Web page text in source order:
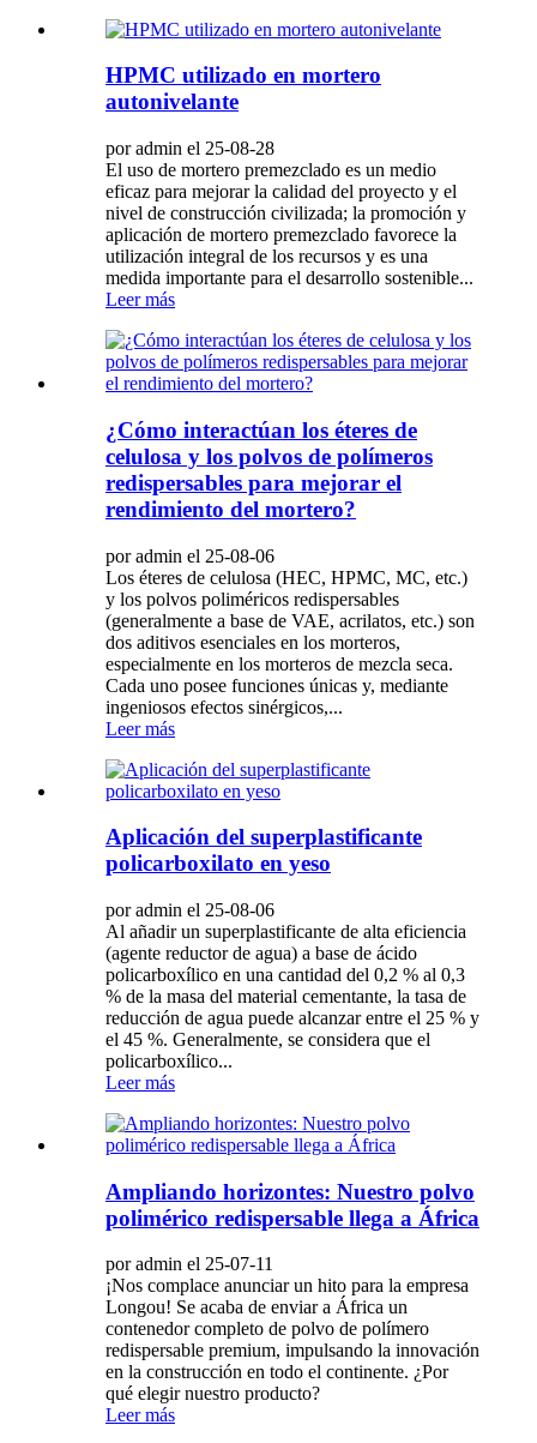
HPMC utilizado en mortero
autonivelante
por admin el 25-08-28
El uso de mortero premezclado es un medio
eficaz para mejorar la calidad del proyecto y el
nivel de construcción civilizada; la promoción y
aplicación de mortero premezclado favorece la
utilización integral de los recursos y es una
medida importante para el desarrollo sostenible...
Leer más
¿Cómo interactúan los éteres de
celulosa y los polvos de polímeros
redispersables para mejorar el
rendimiento del mortero?
por admin el 25-08-06
Los éteres de celulosa (HEC, HPMC, MC, etc.)
y los polvos poliméricos redispersables
(generalmente a base de VAE, acrilatos, etc.) son
dos aditivos esenciales en los morteros,
especialmente en los morteros de mezcla seca.
Cada uno posee funciones únicas y, mediante
ingeniosos efectos sinérgicos,...
Leer más
Aplicación del superplastificante
policarboxilato en yeso
por admin el 25-08-06
Al añadir un superplastificante de alta eficiencia
(agente reductor de agua) a base de ácido
policarboxílico en una cantidad del 0,2 % al 0,3
% de la masa del material cementante, la tasa de
reducción de agua puede alcanzar entre el 25 % y
el 45 %. Generalmente, se considera que el
policarboxílico...
Leer más
Ampliando horizontes: Nuestro polvo
polimérico redispersable llega a África
por admin el 25-07-11
¡Nos complace anunciar un hito para la empresa
Longou! Se acaba de enviar a África un
contenedor completo de polvo de polímero
redispersable premium, impulsando la innovación
en la construcción en todo el continente. ¿Por
qué elegir nuestro producto?
Leer más